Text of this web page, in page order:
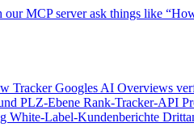
MCP server ask things like
TrackerGoogles AI Overviews
PLZ-Ebene Rank-Tracker-API
White-Label-Kundenberichte